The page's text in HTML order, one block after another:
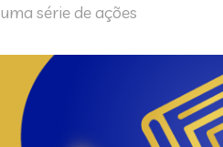
uma série de ações